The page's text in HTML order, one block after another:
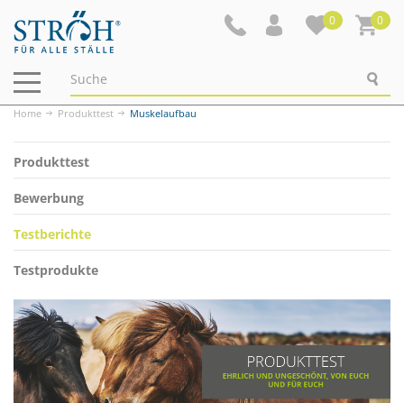
0 0
Navigation
ein-/ausblenden
Home Produkttest Muskelaufbau
Produkttest
Bewerbung
Testberichte
Testprodukte